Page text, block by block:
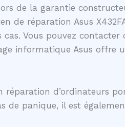
de la garantie
de réparation Asus
Vous pouvez
informatique Asus offre
d’ordinateurs
de panique, il est